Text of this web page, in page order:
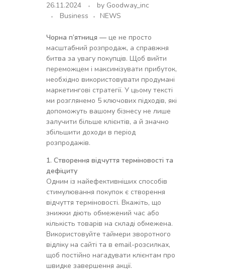
26.11.2024 by Goodway_inc
Business
NEWS
Чорна п’ятниця —це не просто
масштабний розпродаж, а справжня
битва за увагу покупців. Щоб вийти
переможцем і максимізувати прибуток,
необхідно використовувати продумані
маркетингові стратегії. У цьому тексті
ми розглянемо 5 ключових підходів, які
допоможуть вашому бізнесу не лише
залучити більше клієнтів, а й значно
збільшити доходи в період
розпродажів.
1. Створення відчуття терміновості та
дефіциту
Одним із найефективніших способів
стимулювання покупок є створення
відчуття терміновості. Вкажіть, що
знижки діють обмежений час або
кількість товарів на складі обмежена.
Використовуйте таймери зворотного
відліку на сайті та в email-розсилках,
щоб постійно нагадувати клієнтам про
швидке завершення акції.